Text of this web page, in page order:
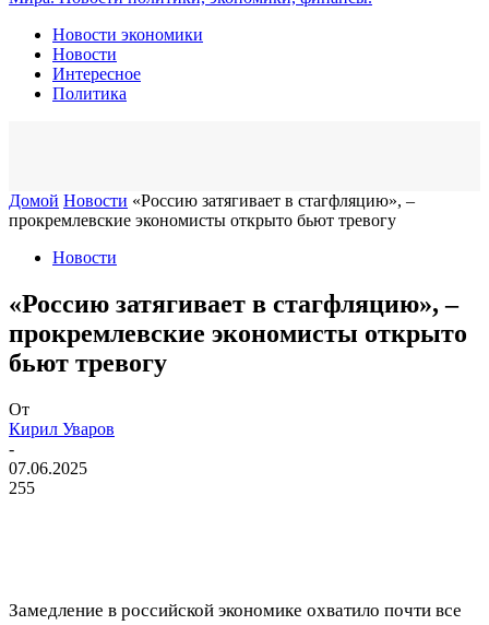
Новости экономики
Новости
Интересное
Политика
Домой Новости «Россию затягивает в стагфляцию», –
прокремлевские экономисты открыто бьют тревогу
Новости
«Россию затягивает в стагфляцию», –
прокремлевские экономисты открыто
бьют тревогу
От
Кирил Уваров
-
07.06.2025
255
Замедление в российской экономике охватило почти все